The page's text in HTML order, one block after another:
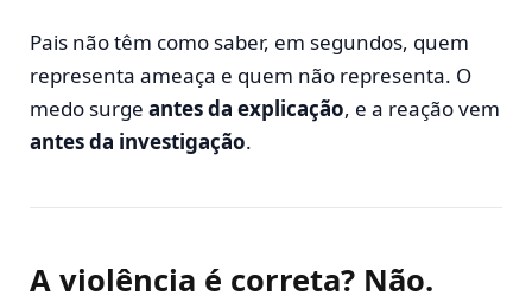
Pais não têm como saber, em segundos, quem
representa ameaça e quem não representa. O
medo surge antes da explicação, e a reação vem
antes da investigação.
A violência é correta? Não.